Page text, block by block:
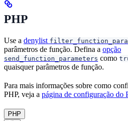
PHP
Use a denylist
parâmetros de função. Defina a opção
send_function_parameters como
quaisquer parâmetros de função.
Para mais informações sobre como
PHP, veja a página de configuração do
PHP